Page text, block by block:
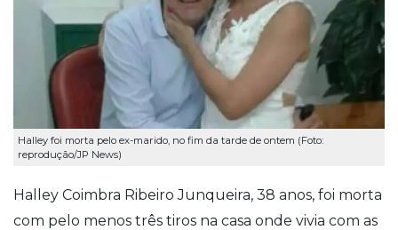
Halley foi morta pelo ex-marido, no fim da tarde de ontem (Foto:
reprodução/JP News)
Halley Coimbra Ribeiro Junqueira, 38 anos, foi morta
com pelo menos três tiros na casa onde vivia com as